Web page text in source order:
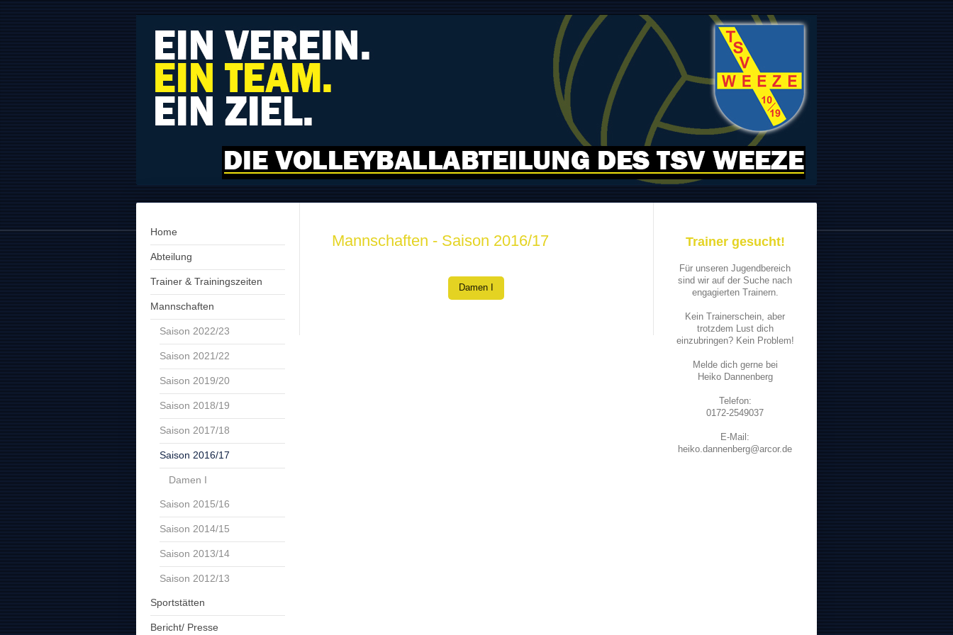
Home
Abteilung
Trainer & Trainingszeiten
Mannschaften
Saison 2022/23
Saison 2021/22
Saison 2019/20
Saison 2018/19
Saison 2017/18
Saison 2016/17
Damen I
Saison 2015/16
Saison 2014/15
Saison 2013/14
Saison 2012/13
Sportstätten
Bericht/ Presse
Mannschaften - Saison 2016/17
Damen I
Trainer gesucht!
Für unseren Jugendbereich
sind wir auf der Suche nach
engagierten Trainern.
Kein Trainerschein, aber
trotzdem Lust dich
einzubringen? Kein Problem!
Melde dich gerne bei
Heiko Dannenberg
Telefon:
0172-2549037
E-Mail:
heiko.dannenberg@arcor.de